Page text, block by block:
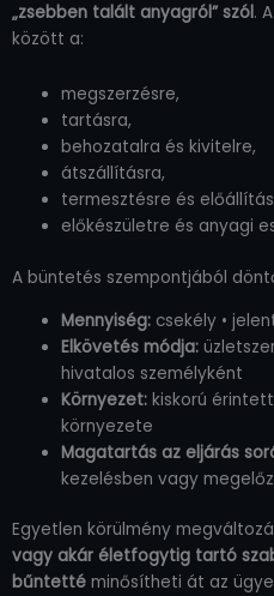
„zsebben talált anyagról” szól.
között a:
megszerzésre,
tartásra,
behozatalra és kivitelre,
átszállításra,
termesztésre és
előkészületre és anyagi
A büntetés szempontjából
Mennyiség: csekély •
Elkövetés módja:
hivatalos személyként
Környezet: kiskorú
környezete
Magatartás az eljárás
kezelésben vagy
Egyetlen körülmény
vagy akár életfogytig tartó
bűntetté minősítheti át az